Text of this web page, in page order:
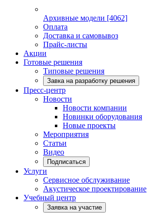
Архивные модели [4062]
Оплата
Доставка и самовывоз
Прайс-листы
Акции
Готовые решения
Типовые решения
Завка на разработку решения
Пресс-центр
Новости
Новости компании
Новинки оборудования
Новые проекты
Мероприятия
Статьи
Видео
Подписаться
Услуги
Сервисное обслуживание
Акустическое проектирование
Учебный центр
Заявка на участие